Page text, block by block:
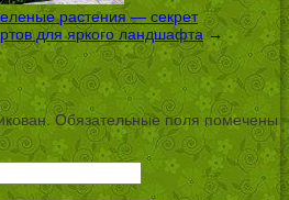
растения — секрет
для яркого ландшафта→
Обязательные поля помечены